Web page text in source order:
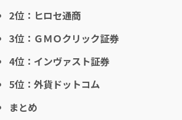
2位：ヒロセ通商
3位：ＧＭＯクリック証券
4位：インヴァスト証券
5位：外貨ドットコム
まとめ